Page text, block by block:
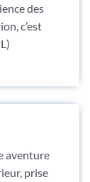
des
c’est
aventure
prise